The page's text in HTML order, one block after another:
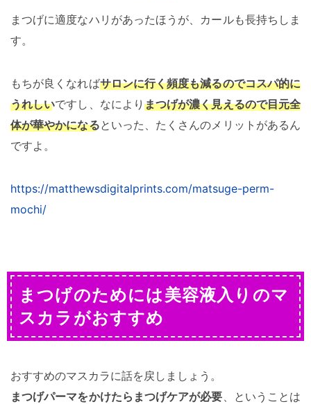
まつげに適度なハリがあったほうが、カールも長持ちしま
す。
もちが良くなればサロンに行く頻度も減るのでコスパ的に
うれしいですし、なにより まつげが濃く見えるので目元全
体が華やかになるといった、たくさんのメリットがあるん
ですよ。
https://matthewsdigitalprints.com/matsuge-perm-
mochi/
まつげのためには美容液入りのマ
スカラがおすすめ
おすすめのマスカラに話を戻しましょう。
まつげパーマをかけたらまつげケアが必要 、ということは